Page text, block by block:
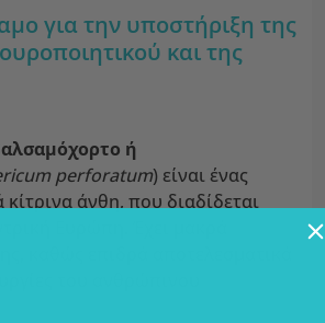
για την υποστήριξη της
και της
ή
perforatum) είναι ένας
άνθη, που διαδίδεται